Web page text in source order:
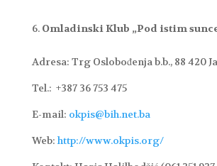
Omladinski Klub „Pod istim
Adresa: Trg Oslobođenja b.b., 88 420
Tel.: +387 36 753 475
E-mail: okpis@bih.net.ba
Web:http://www.okpis.org/